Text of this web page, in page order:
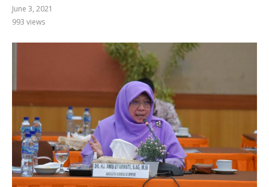
June 3, 2021
993 views